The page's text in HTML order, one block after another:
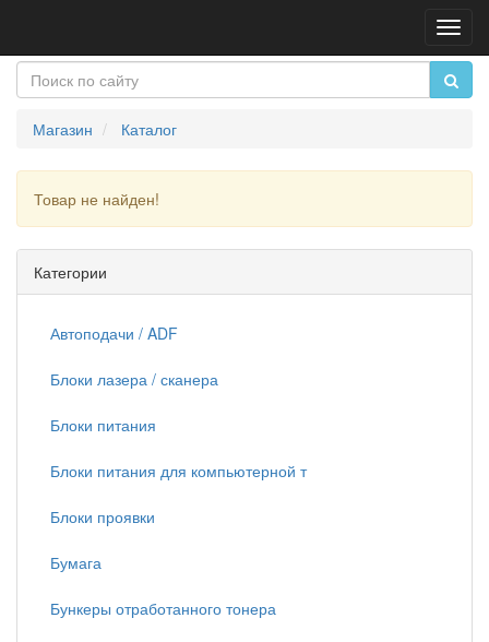
Магазин Каталог
Товар не найден!
Категории
Автоподачи / ADF
Блоки лазера / сканера
Блоки питания
Блоки питания для компьютерной т
Блоки проявки
Бумага
Бункеры отработанного тонера